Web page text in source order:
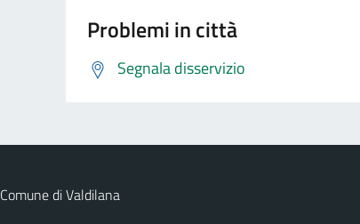
Problemi in città
Segnala disservizio
Comune di Valdilana